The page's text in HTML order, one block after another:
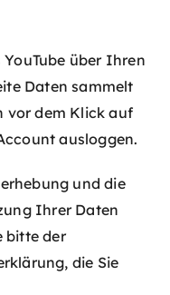
über Ihren
Daten sammelt
vor dem Klick auf
ausloggen.
und die
Ihrer Daten
bitte der
die Sie